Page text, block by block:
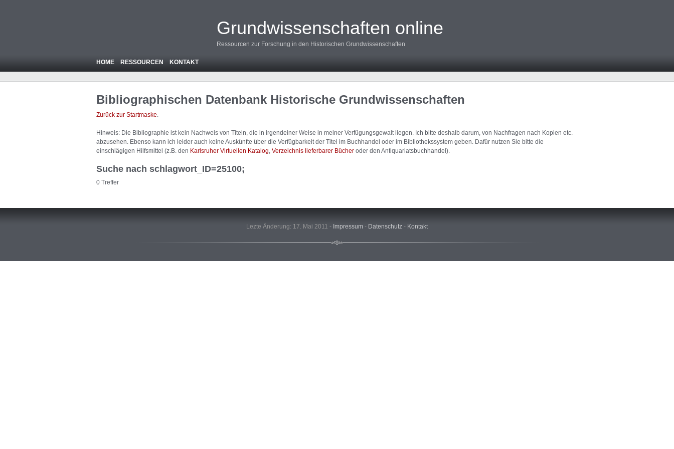
Grundwissenschaften online
Ressourcen zur Forschung in den Historischen Grundwissenschaften
HOME RESSOURCEN KONTAKT
Bibliographischen Datenbank Historische Grundwissenschaften
Zurück zur Startmaske.
Hinweis: Die Bibliographie ist kein Nachweis von Titeln, die in irgendeiner Weise in meiner Verfügungsgewalt liegen. Ich bitte deshalb darum, von Nachfragen nach Kopien etc.
abzusehen. Ebenso kann ich leider auch keine Auskünfte über die Verfügbarkeit der Titel im Buchhandel oder im Bibliothekssystem geben. Dafür nutzen Sie bitte die
einschlägigen Hilfsmittel (z.B. den Karlsruher Virtuellen Katalog Verzeichnis lieferbarer Bücher oder den Antiquariatsbuchhandel).
Suche nach schlagwort_ID=25100;
0 Treffer
Lezte Änderung: 17. Mai 2011 - Impressum - Datenschutz - Kontakt